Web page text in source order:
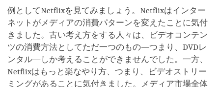
例としてNetflixを見てみましょう。Netflixはインター
ネットがメディアの消費パターンを変えたことに気付
きました。古い考え方をする人々は、ビデオコンテン
ツの消費方法としてただ一つのもの―つまり、DVDレ
ンタル―しか考えることができませんでした。一方、
Netflixはもっと楽なやり方、つまり、ビデオストリー
ミングがあることに気付きました。メディア市場全体